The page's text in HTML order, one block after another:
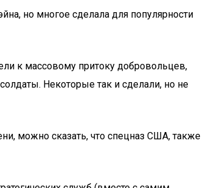
но многое сделала для популярности
к массовому притоку добровольцев,
Некоторые так и сделали, но не
можно сказать, что спецназ США, также